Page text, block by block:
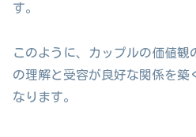
す。
このように、カップルの価値観
の理解と受容が良好な関係を築
なります。